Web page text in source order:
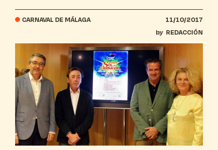
CARNAVAL DE MÁLAGA
11/10/2017
by REDACCIÓN